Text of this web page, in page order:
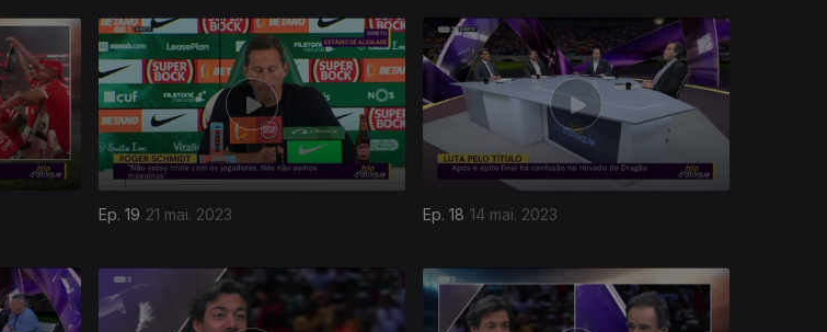
Ep. 19 21 mai. 2023 Ep. 18 14 mai. 2023